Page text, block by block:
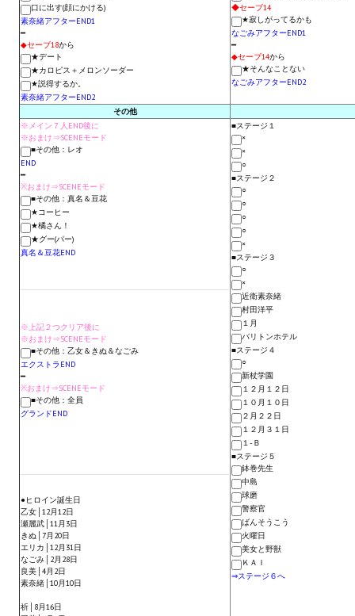
Divinity Original Sin Enhanced Edition
Dragon Age: Origins
Dragon Age 2
Dragon Age: Inquisition
Fallout 3
Kingdoms of Amalur: Reckoning
Mass Effect Andromeda
Sims 3
Sims 4
Star Wars Jedi Knight: Dark Force II
Titan Quest Immortal Throne
Ведьмак 1
Ведьмак 2
◆セーブ14
★寂しがってるかも
なごみアフターEND1
━
◆セーブ14から
★そんなことない
なごみアフターEND2
口に出す(顔にかける)
素奈緒アフターEND1
━
◆セーブ18から
★デート
★カロピス＋メロンソーダー
★説得するか。
素奈緒アフターEND2
その他
※メイン７人END後に
※おまけ⇒SCENEモード
■その他：レオ
END
━
※おまけ⇒SCENEモード
■その他：真名＆豆花
★コーヒー
★橘さん！
★グー(パー)
真名＆豆花END
※上記２つクリア後に
※おまけ⇒SCENEモード
■その他：乙女＆きぬ＆なごみ
エクストラEND
━
※おまけ⇒SCENEモード
■その他：全員
グランドEND
●ヒロイン誕生日
乙女│12月12日
瀬麗武│11月3日
きぬ│7月20日
エリカ│12月31日
なごみ│2月28日
良美│4月2日
素奈緒│10月10日
祈│8月16日
■ステージ１
×
×
○
■ステージ２
○
○
○
○
×
■ステージ３
○
×
近衛素奈緒
村田洋平
１月
パリトンホテル
■ステージ４
○
新杖学園
１２月１２日
１０月１０日
２月２２日
１２月３１日
１-Ｂ
■ステージ５
鉢巻先生
中島
球磨
警察官
ばんそうこう
火曜日
美女と野獣
ＫＡＩ
⇒ステージ６へ